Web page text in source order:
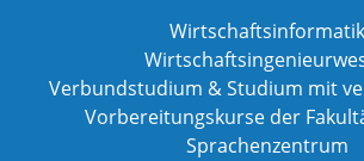
Wirtschaftsinformatik
Verbundstudium & Studium mit
Vorbereitungskurse der
Sprachenzentrum